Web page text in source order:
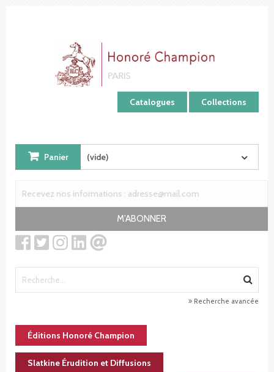
Catalogues Collections
Panier (vide)
M'ABONNER
Recherche avancée
Éditions Honoré Champion
Slatkine Érudition et Diffusions